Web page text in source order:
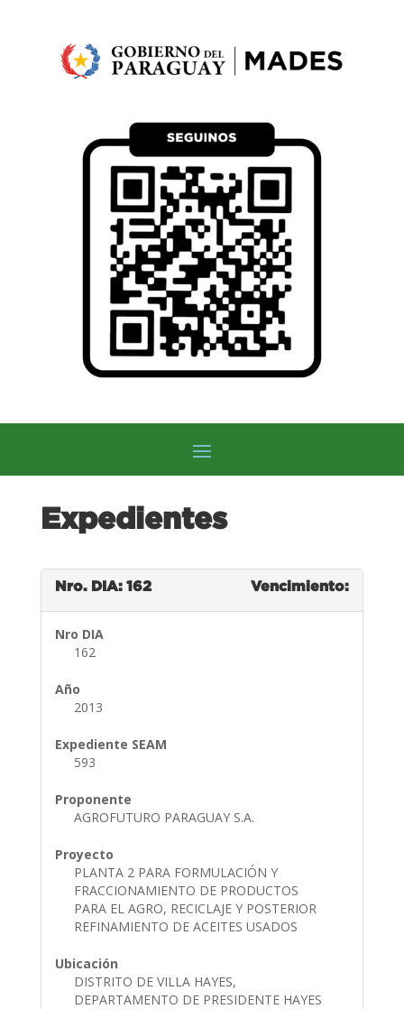
Expedientes
Nro. DIA: 162 Vencimiento:
Nro DIA
162
Año
2013
Expediente SEAM
593
Proponente
AGROFUTURO PARAGUAY S.A.
Proyecto
PLANTA 2 PARA FORMULACIÓN Y
FRACCIONAMIENTO DE PRODUCTOS
PARA EL AGRO, RECICLAJE Y POSTERIOR
REFINAMIENTO DE ACEITES USADOS
Ubicación
DISTRITO DE VILLA HAYES,
DEPARTAMENTO DE PRESIDENTE HAYES